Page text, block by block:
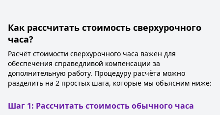
Как рассчитать стоимость сверхурочного
часа?
Расчёт стоимости сверхурочного часа важен для
обеспечения справедливой компенсации за
дополнительную работу. Процедуру расчёта можно
разделить на 2 простых шага, которые мы объясним ниже:
Шаг 1: Рассчитать стоимость обычного часа